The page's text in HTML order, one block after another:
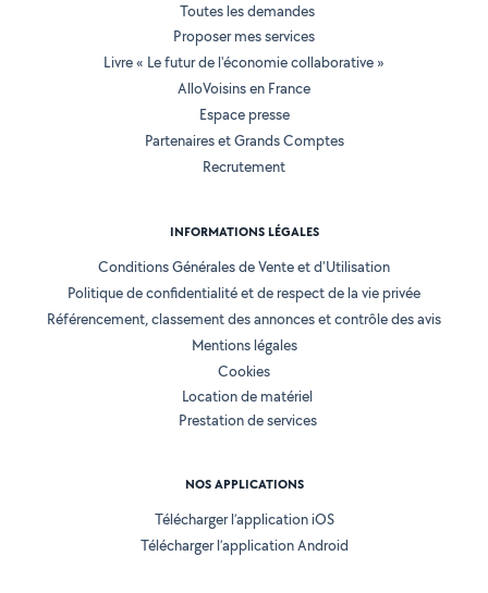
Toutes les demandes
Proposer mes services
Livre « Le futur de l'économie collaborative »
AlloVoisins en France
Espace presse
Partenaires et Grands Comptes
Recrutement
INFORMATIONS LÉGALES
Conditions Générales de Vente et d'Utilisation
Politique de confidentialité et de respect de la vie privée
Référencement, classement des annonces et contrôle des avis
Mentions légales
Cookies
Location de matériel
Prestation de services
NOS APPLICATIONS
Télécharger l’application iOS
Télécharger l’application Android